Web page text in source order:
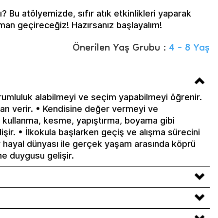
Bu atölyemizde, sıfır atık etkinlikleri yaparak
geçireceğiz! Hazırsanız başlayalım!
Önerilen Yaş Grubu :4 - 8 Yaş
alabilmeyi ve seçim yapabilmeyi öğrenir.
verir. • Kendisine değer vermeyi ve
kesme, yapıştırma, boyama gibi
• İlkokula başlarken geçiş ve alışma sürecini
dünyası ile gerçek yaşam arasında köprü
duygusu gelişir.